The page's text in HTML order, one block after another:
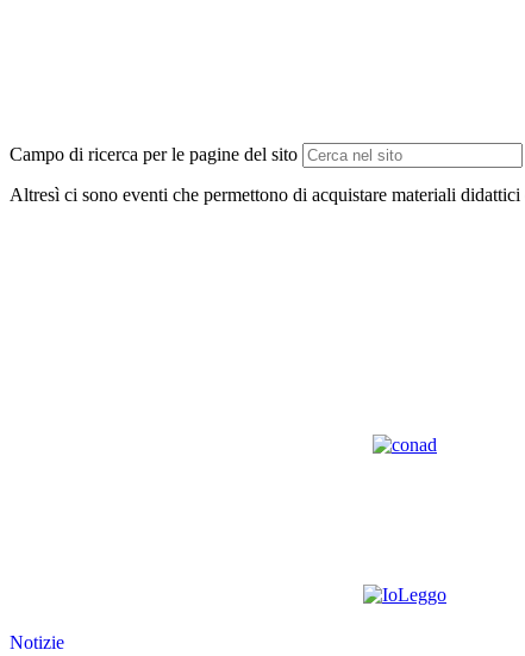
Campo di ricerca per le pagine del sito
Altresì ci sono eventi che permettono di acquistare materiali
Notizie